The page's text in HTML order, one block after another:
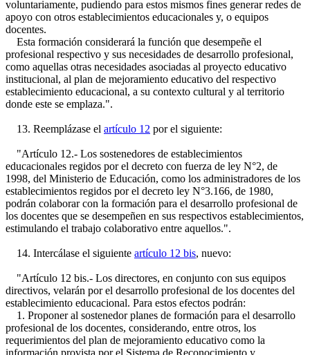
voluntariamente, pudiendo para estos mismos fines generar redes de
apoyo con otros establecimientos educacionales y, o equipos
docentes.
Esta formación considerará la función que desempeñe el
profesional respectivo y sus necesidades de desarrollo profesional,
como aquellas otras necesidades asociadas al proyecto educativo
institucional, al plan de mejoramiento educativo del respectivo
establecimiento educacional, a su contexto cultural y al territorio
donde este se emplaza.".
13. Reemplázase el artículo 12 por el siguiente:
"Artículo 12.- Los sostenedores de establecimientos
educacionales regidos por el decreto con fuerza de ley N°2, de
1998, del Ministerio de Educación, como los administradores de los
establecimientos regidos por el decreto ley N°3.166, de 1980,
podrán colaborar con la formación para el desarrollo profesional de
los docentes que se desempeñen en sus respectivos establecimientos,
estimulando el trabajo colaborativo entre aquellos.".
14. Intercálase el siguiente artículo 12 bis, nuevo:
"Artículo 12 bis.- Los directores, en conjunto con sus equipos
directivos, velarán por el desarrollo profesional de los docentes del
establecimiento educacional. Para estos efectos podrán:
1. Proponer al sostenedor planes de formación para el desarrollo
profesional de los docentes, considerando, entre otros, los
requerimientos del plan de mejoramiento educativo como la
información provista por el Sistema de Reconocimiento y